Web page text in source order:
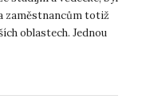
zaměstnancům totiž
oblastech. Jednou